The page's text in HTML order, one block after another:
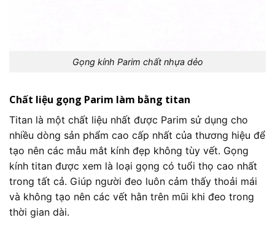
Gọng kính Parim chất nhựa dẻo
Chất liệu gọng Parim làm bằng titan
Titan là một chất liệu nhất được Parim sử dụng cho
nhiều dòng sản phẩm cao cấp nhất của thương hiệu để
tạo nên các mẫu mắt kính đẹp không tùy vết. Gọng
kính titan được xem là loại gọng có tuổi thọ cao nhất
trong tất cả. Giúp người đeo luôn cảm thấy thoải mái
và không tạo nên các vết hằn trên mũi khi đeo trong
thời gian dài.